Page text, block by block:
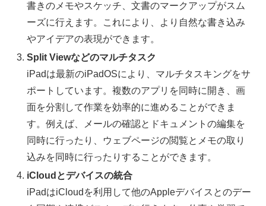
書きのメモやスケッチ、文書のマークアップがスム
ーズに行えます。これにより、より自然な書き込み
やアイデアの表現ができます。
Split Viewなどのマルチタスク
iPadは最新のiPadOSにより、マルチタスキングをサ
ポートしています。複数のアプリを同時に開き、画
面を分割して作業を効率的に進めることができま
す。例えば、メールの確認とドキュメントの編集を
同時に行ったり、ウェブページの閲覧とメモの取り
込みを同時に行ったりすることができます。
iCloudとデバイスの統合
iPadはiCloudを利用して他のAppleデバイスとのデー